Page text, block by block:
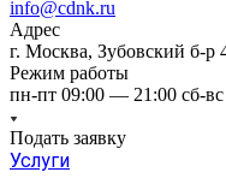
info@cdnk.ru
Адрес
г. Москва, Зубовский б-р
Режим работы
пн-пт 09:00 — 21:00 сб-
Подать заявку
Услуги